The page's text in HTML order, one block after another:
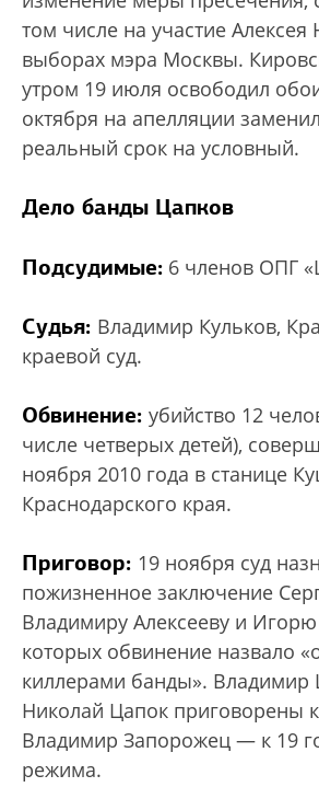
том числе на участие Алексея
выборах мэра Москвы.
утром 19 июля освободил
октября на апелляции
реальный срок на условный.
Дело банды Цапков
Подсудимые: 6 членов ОПГ
Судья: Владимир Кульков,
краевой суд.
Обвинение: убийство 12
числе четверых детей),
ноября 2010 года в станице
Краснодарского края.
Приговор: 19 ноября суд
пожизненное заключение
Владимиру Алексееву и
которых обвинение назвало
киллерами банды». Владимир
Николай Цапок приговорены
Владимир Запорожец — к 19
режима.